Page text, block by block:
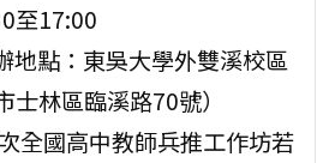
至17:00
地點：東吳大學外雙溪校區
士林區臨溪路70號）
全國高中教師兵推工作坊若